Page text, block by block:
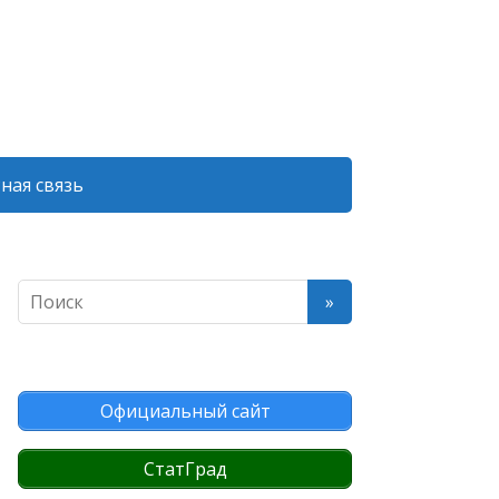
связь
Официальный сайт
СтатГрад